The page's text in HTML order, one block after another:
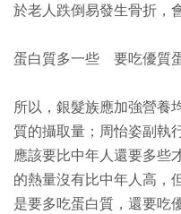
於老人跌倒易發生骨折，
蛋白質多一些 要吃優質
所以，銀髮族應加強營養
質的攝取量；周怡姿副執
應該要比中年人還要多些
的熱量沒有比中年人高，
是要多吃蛋白質，還要吃